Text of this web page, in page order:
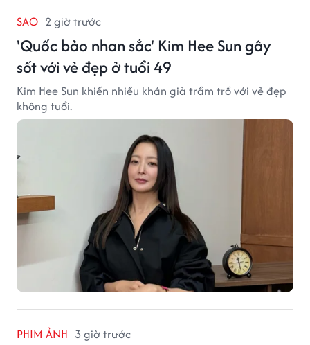
SAO 2 giờ trước
'Quốc bảo nhan sắc' Kim Hee Sun gây
sốt với vẻ đẹp ở tuổi 49
Kim Hee Sun khiến nhiều khán giả trầm trồ với vẻ đẹp
không tuổi.
PHIM ẢNH 3 giờ trước